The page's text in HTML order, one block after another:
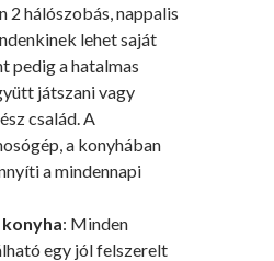
2 hálószobás, nappalis
lehet saját
pedig a hatalmas
játszani vagy
család. A
a konyhában
a mindennapi
: Minden
egy jól felszerelt